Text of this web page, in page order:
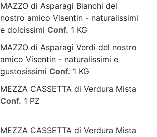
MAZZO di Asparagi Bianchi del
nostro amico Visentin - naturalissimi
e dolcissimi Conf. 1 KG
MAZZO di Asparagi Verdi del nostro
amico Visentin - naturalissimi e
gustosissimi Conf. 1 KG
MEZZA CASSETTA di Verdura Mista
Conf. 1 PZ
MEZZA CASSETTA di Verdura Mista